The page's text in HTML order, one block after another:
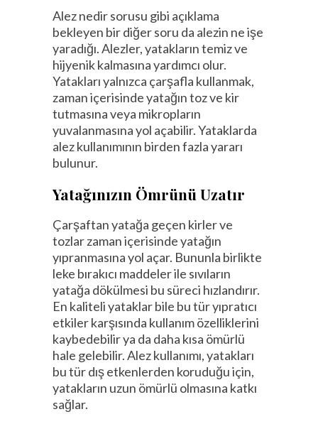
Alez nedir sorusu gibi açıklama
bekleyen bir diğer soru da alezin ne işe
yaradığı. Alezler, yatakların temiz ve
hijyenik kalmasına yardımcı olur.
Yatakları yalnızca çarşafla kullanmak,
zaman içerisinde yatağın toz ve kir
tutmasına veya mikropların
yuvalanmasına yol açabilir. Yataklarda
alez kullanımının birden fazla yararı
bulunur.
Yatağınızın Ömrünü Uzatır
Çarşaftan yatağa geçen kirler ve
tozlar zaman içerisinde yatağın
yıpranmasına yol açar. Bununla birlikte
leke bırakıcı maddeler ile sıvıların
yatağa dökülmesi bu süreci hızlandırır.
En kaliteli yataklar bile bu tür yıpratıcı
etkiler karşısında kullanım özelliklerini
kaybedebilir ya da daha kısa ömürlü
hale gelebilir. Alez kullanımı, yatakları
bu tür dış etkenlerden koruduğu için,
yatakların uzun ömürlü olmasına katkı
sağlar.